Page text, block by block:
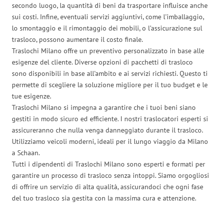
secondo luogo, la quantità di beni da trasportare influisce anche
sui costi. Infine, eventuali servizi aggiuntivi, come l’imballaggio,
lo smontaggio e il rimontaggio dei mobili, o l’assicurazione sul
trasloco, possono aumentare il costo finale.
Traslochi Milano offre un preventivo personalizzato in base alle
esigenze del cliente. Diverse opzioni di pacchetti di trasloco
sono disponibili in base all’ambito e ai servizi richiesti. Questo ti
permette di scegliere la soluzione migliore per il tuo budget e le
tue esigenze.
Traslochi Milano si impegna a garantire che i tuoi beni siano
gestiti in modo sicuro ed efficiente. I nostri traslocatori esperti si
assicureranno che nulla venga danneggiato durante il trasloco.
Utilizziamo veicoli moderni, ideali per il lungo viaggio da Milano
a Schaan.
Tutti i dipendenti di Traslochi Milano sono esperti e formati per
garantire un processo di trasloco senza intoppi. Siamo orgogliosi
di offrire un servizio di alta qualità, assicurandoci che ogni fase
del tuo trasloco sia gestita con la massima cura e attenzione.